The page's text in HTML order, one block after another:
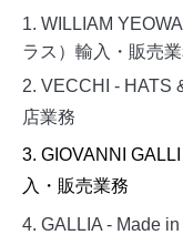
1. WILLIAM
ラス）輸入・販売
2. VECCHI - HATS
店業務
3. GIOVANNI
入・販売業務
4. GALLIA - Made